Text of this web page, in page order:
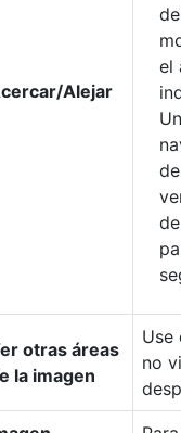
Alejar
el
otras áreas
la imagen
Use
no